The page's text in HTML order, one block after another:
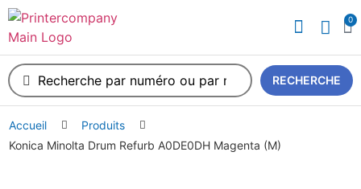
0
RECHERCHE
Accueil
Produits
Konica Minolta Drum Refurb A0DE0DH Magenta (M)